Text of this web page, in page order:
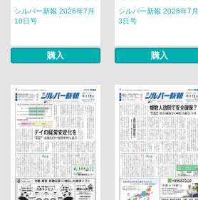
シルバー新報 2026年7月
10日号
購入
シルバー新報 2026年7月
3日号
購入